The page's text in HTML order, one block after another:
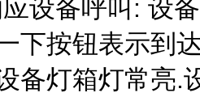
设备呼叫: 设
下按钮表示到
备灯箱灯常亮.